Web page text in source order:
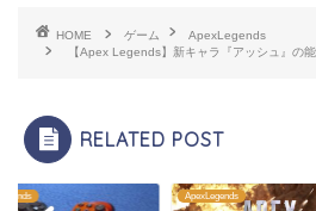
HOME ゲーム
ApexLegends
【Apex Legends】新キャラ『アッシュ』の
RELATED POST
ApexLegends